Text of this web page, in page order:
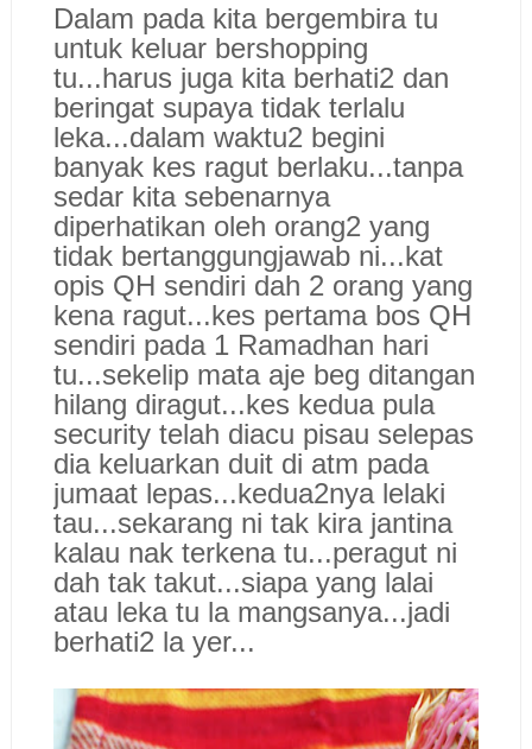
Dalam pada kita bergembira tu
untuk keluar bershopping
tu...harus juga kita berhati2 dan
beringat supaya tidak terlalu
leka...dalam waktu2 begini
banyak kes ragut berlaku...tanpa
sedar kita sebenarnya
diperhatikan oleh orang2 yang
tidak bertanggungjawab ni...kat
opis QH sendiri dah 2 orang yang
kena ragut...kes pertama bos QH
sendiri pada 1 Ramadhan hari
tu...sekelip mata aje beg ditangan
hilang diragut...kes kedua pula
security telah diacu pisau selepas
dia keluarkan duit di atm pada
jumaat lepas...kedua2nya lelaki
tau...sekarang ni tak kira jantina
kalau nak terkena tu...peragut ni
dah tak takut...siapa yang lalai
atau leka tu la mangsanya...jadi
berhati2 la yer...